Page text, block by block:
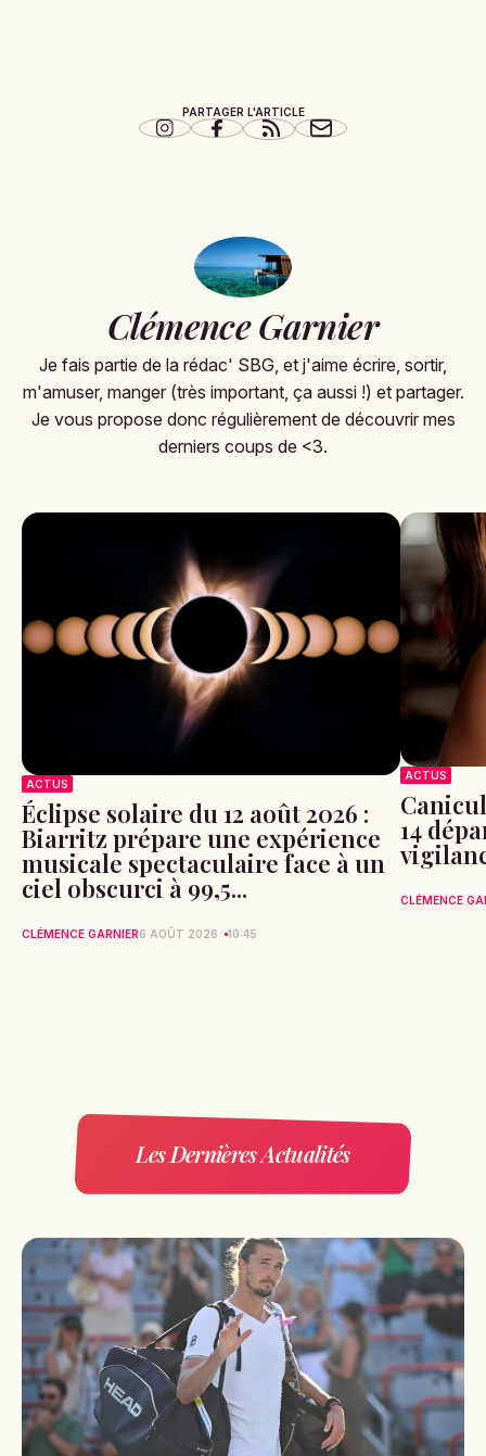
PARTAGER L'ARTICLE
Clémence Garnier
Je fais partie de la rédac' SBG, et j'aime écrire, sortir,
m'amuser, manger (très important, ça aussi !) et partager.
Je vous propose donc régulièrement de découvrir mes
derniers coups de <3.
ACTUS
Éclipse solaire du 12 août 2026 :
Biarritz prépare une expérience
musicale spectaculaire face à un
ciel obscurci à 99,5...
CLÉMENCE GARNIER6 AOÛT 2026 10:45
ACTUS
14
CLÉMENCE
Les Dernières Actualités